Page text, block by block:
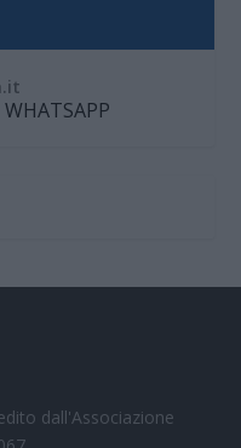
dall'Associazione